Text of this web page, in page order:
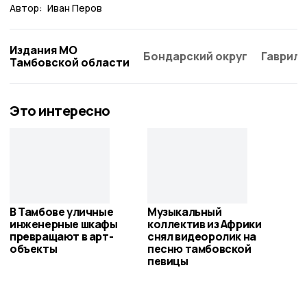
Автор: Иван Перов
Издания МО
Тамбовской области
Бондарский округ
Это интересно
В Тамбове уличные
инженерные шкафы
превращают в арт-
объекты
Музыкальный
коллектив из Африки
снял видеоролик на
песню тамбовской
певицы